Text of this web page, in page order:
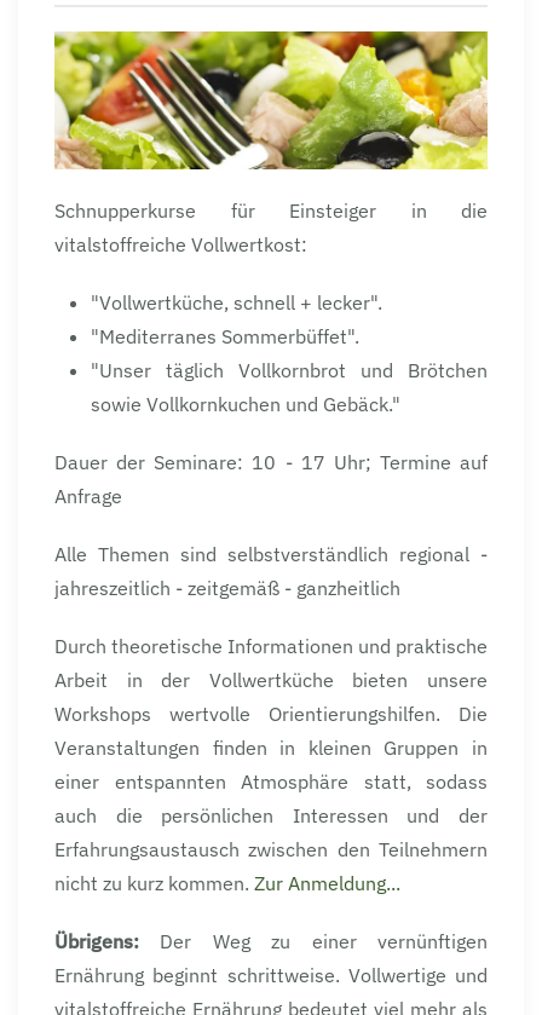
Schnupperkurse für Einsteiger in die
vitalstoffreiche Vollwertkost:
"Vollwertküche, schnell + lecker".
"Mediterranes Sommerbüffet".
"Unser täglich Vollkornbrot und Brötchen
sowie Vollkornkuchen und Gebäck."
Dauer der Seminare: 10 - 17 Uhr; Termine auf
Anfrage
Alle Themen sind selbstverständlich regional -
jahreszeitlich - zeitgemäß - ganzheitlich
Durch theoretische Informationen und praktische
Arbeit in der Vollwertküche bieten unsere
Workshops wertvolle Orientierungshilfen. Die
Veranstaltungen finden in kleinen Gruppen in
einer entspannten Atmosphäre statt, sodass
auch die persönlichen Interessen und der
Erfahrungsaustausch zwischen den Teilnehmern
nicht zu kurz kommen. Zur Anmeldung...
Übrigens: Der Weg zu einer vernünftigen
Ernährung beginnt schrittweise. Vollwertige und
vitalstoffreiche Ernährung bedeutet viel mehr als